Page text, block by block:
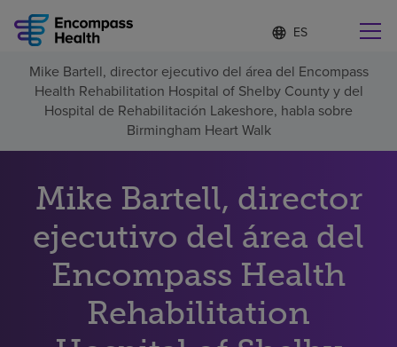
Lista
de
idiomas
contraída
d
o
m
a
c
c
o
a
o
Encuentre una localidad cerca de usted
Servicios de rehabilitación
Pacientes y cuidadores
Recursos de salud
Mike Bartell, director ejecutivo del área del Encompass
Health Rehabilitation Hospital of Shelby County y del
Hospital de Rehabilitación Lakeshore, habla sobre
Birmingham Heart Walk
Mike Bartell, director
ejecutivo del área del
Encompass Health
Rehabilitation